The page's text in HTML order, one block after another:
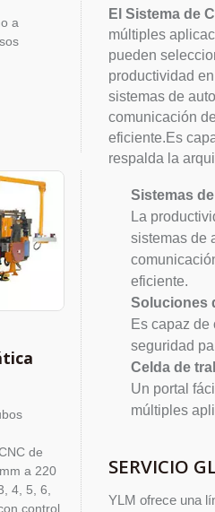
a
de
a 220
4, 5, 6,
control
El Sistema de
múltiples
pueden
productividad
sistemas de
comunicación
eficiente.Es
respalda la
Sistemas
La
sistemas de
eficiente.
Soluciones
Es capaz
seguridad
Celda de
Un portal
múltiples
SERVICIO
YLM ofrece una